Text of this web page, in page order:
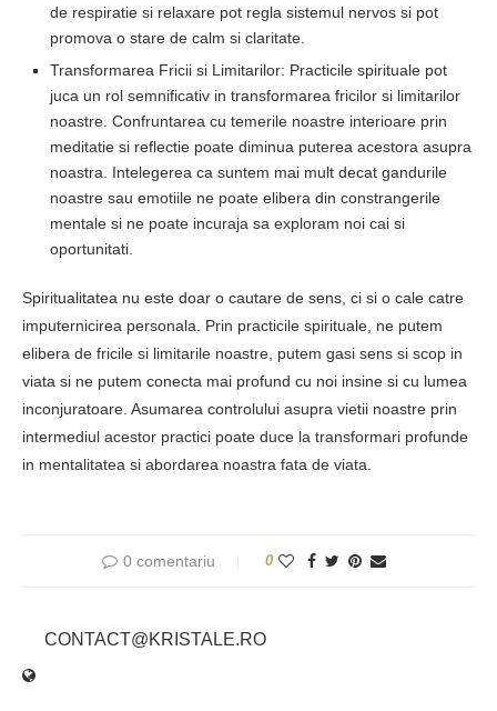
de respiratie si relaxare pot regla sistemul nervos si pot
promova o stare de calm si claritate.
Transformarea Fricii si Limitarilor: Practicile spirituale pot
juca un rol semnificativ in transformarea fricilor si limitarilor
noastre. Confruntarea cu temerile noastre interioare prin
meditatie si reflectie poate diminua puterea acestora asupra
noastra. Intelegerea ca suntem mai mult decat gandurile
noastre sau emotiile ne poate elibera din constrangerile
mentale si ne poate incuraja sa exploram noi cai si
oportunitati.
Spiritualitatea nu este doar o cautare de sens, ci si o cale catre
imputernicirea personala. Prin practicile spirituale, ne putem
elibera de fricile si limitarile noastre, putem gasi sens si scop in
viata si ne putem conecta mai profund cu noi insine si cu lumea
inconjuratoare. Asumarea controlului asupra vietii noastre prin
intermediul acestor practici poate duce la transformari profunde
in mentalitatea si abordarea noastra fata de viata.
0 comentariu 0
CONTACT@KRISTALE.RO